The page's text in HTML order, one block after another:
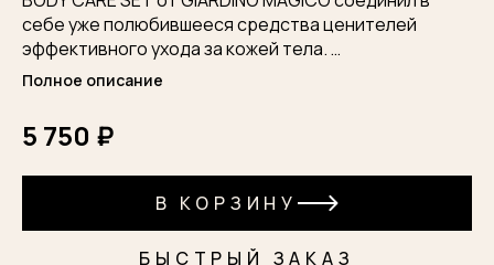
себе уже полюбившееся средства ценителей
эффективного ухода за кожей тела.
вас, но и ваших близких.
В набор входит: Гель для душа увлажняющий 500 мл.,
крем для тела 500 мл.
Полное описание
5 750 ₽
В КОРЗИНУ
БЫСТРЫЙ ЗАКАЗ